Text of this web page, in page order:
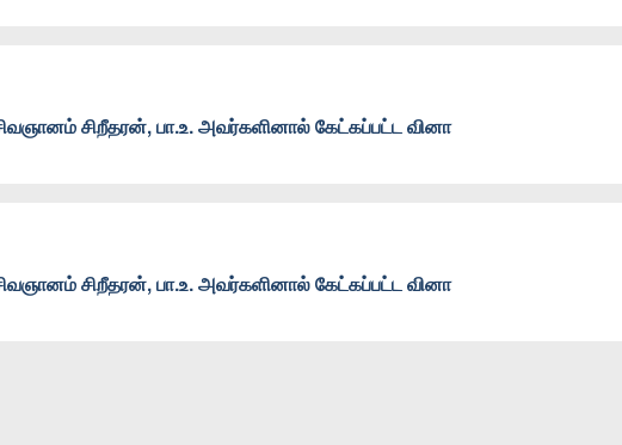
சிறீதரன், பா.உ. அவர்களினால் கேட்கப்பட்ட வினா
சிறீதரன், பா.உ. அவர்களினால் கேட்கப்பட்ட வினா